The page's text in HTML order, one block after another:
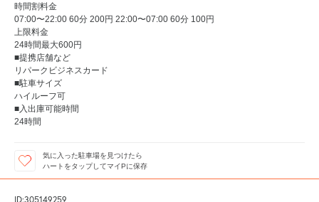
時間割料金
07:00〜22:00 60分 200円 22:00〜07:00 60分 100円
上限料金
24時間最大600円
■提携店舗など
リパークビジネスカード
■駐車サイズ
ハイルーフ可
■入出庫可能時間
24時間
気に入った駐車場を見つけたら
ハートをタップしてマイPに保存
ID:305149259